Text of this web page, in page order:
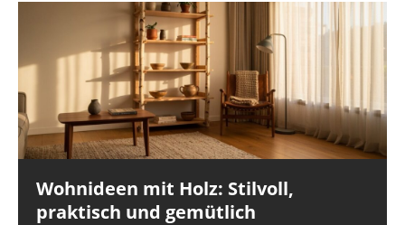
Wohnideen mit Holz: Stilvoll,
praktisch und gemütlich